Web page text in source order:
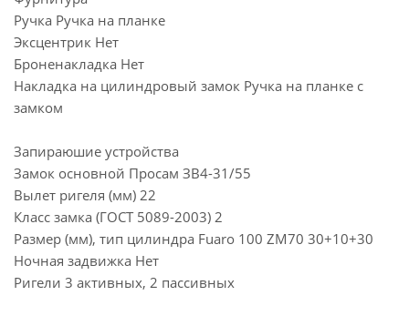
Ручка Ручка на планке
Эксцентрик Нет
Броненакладка Нет
Накладка на цилиндровый замок Ручка на планке с
замком
Запираюшие устройства
Замок основной Просам ЗВ4-31/55
Вылет ригеля (мм) 22
Класс замка (ГОСТ 5089-2003) 2
Размер (мм), тип цилиндра Fuaro 100 ZM70 30+10+30
Ночная задвижка Нет
Ригели 3 активных, 2 пассивных